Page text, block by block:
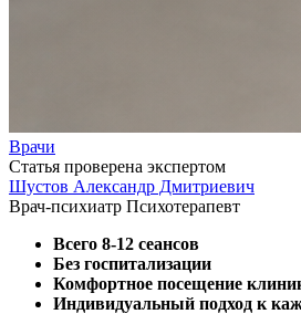
Врачи
Статья проверена экспертом
Шустов Александр Дмитриевич
Врач-психиатр Психотерапевт
Всего 8-12 сеансов
Без госпитализации
Комфортное посещение
Индивидуальный подход к